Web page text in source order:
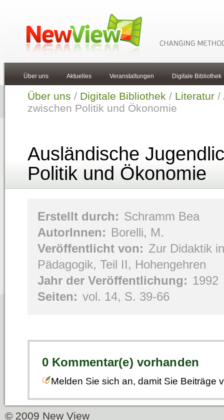
Über uns Aktuelles Veranstaltungen Digitale Bibliothek
Über uns / Digitale Bibliothek / Literatur /
zwischen Politik und Ökonomie
Ausländische
Politik und Ökonomie
Erstellt durch: Schramm Bea
AutorInnen: Borelli, M.
Veröffentlicht von: Zur Didaktik
Pädagogik, Teil II, Hohengehren
Jahr der Veröffentlichung: 1992
Seiten: vol. 14, S. 39-66
0 Kommentar(e) vorhanden
Melden Sie sich an, damit Sie Beiträge
© 2009 New View